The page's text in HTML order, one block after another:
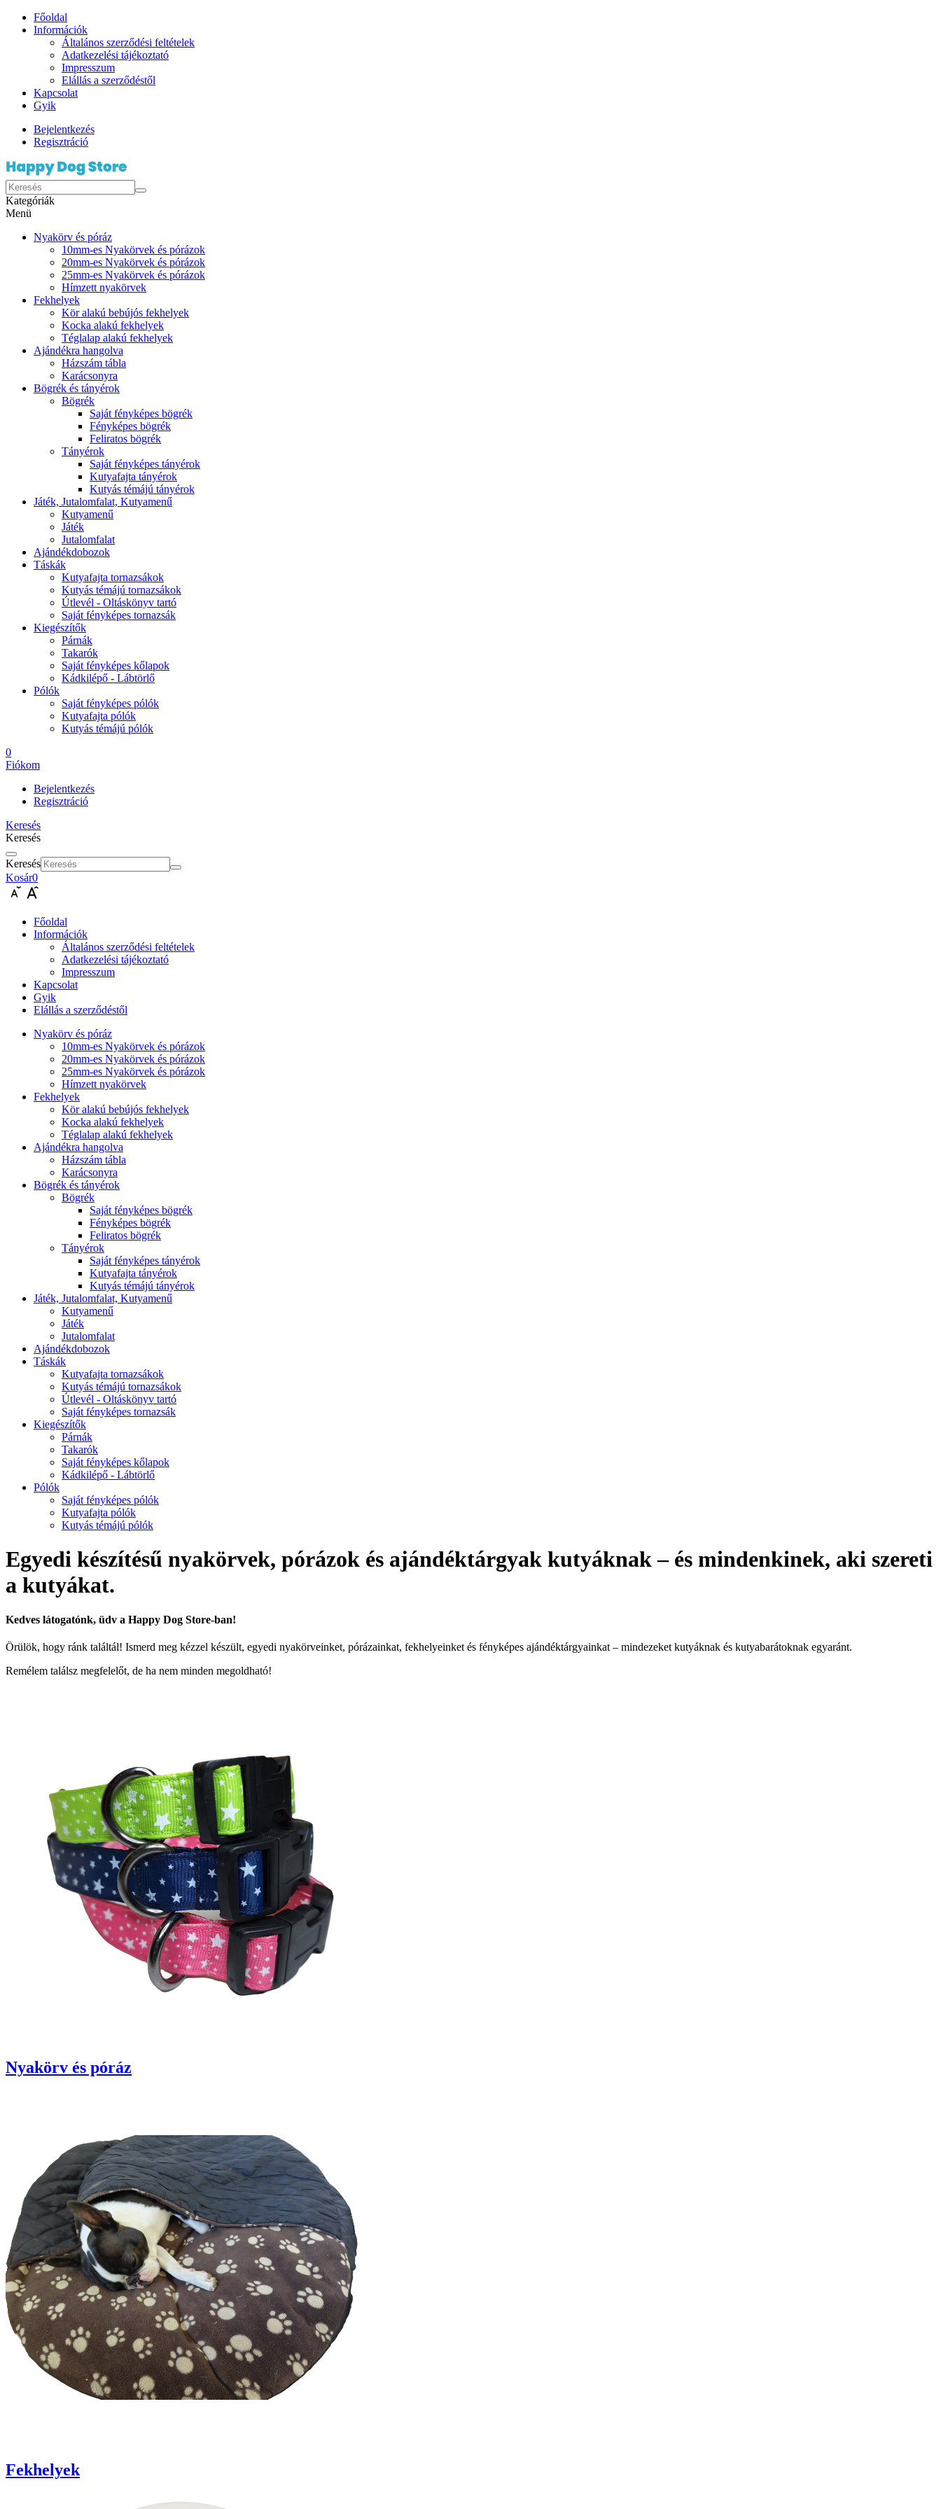
Főoldal
Információk
Általános szerződési feltételek
Adatkezelési tájékoztató
Impresszum
Elállás a szerződéstől
Kapcsolat
Gyik
Bejelentkezés
Regisztráció
Kategóriák
Menü
Nyakörv és póráz
10mm-es Nyakörvek és pórázok
20mm-es Nyakörvek és pórázok
25mm-es Nyakörvek és pórázok
Hímzett nyakörvek
Fekhelyek
Kör alakú bebújós fekhelyek
Kocka alakú fekhelyek
Téglalap alakú fekhelyek
Ajándékra hangolva
Házszám tábla
Karácsonyra
Bögrék és tányérok
Bögrék
Saját fényképes bögrék
Fényképes bögrék
Feliratos bögrék
Tányérok
Saját fényképes tányérok
Kutyafajta tányérok
Kutyás témájú tányérok
Játék, Jutalomfalat, Kutyamenű
Kutyamenű
Játék
Jutalomfalat
Ajándékdobozok
Táskák
Kutyafajta tornazsákok
Kutyás témájú tornazsákok
Útlevél - Oltáskönyv tartó
Saját fényképes tornazsák
Kiegészítők
Párnák
Takarók
Saját fényképes kőlapok
Kádkilépő - Lábtörlő
Pólók
Saját fényképes pólók
Kutyafajta pólók
Kutyás témájú pólók
0
Fiókom
Bejelentkezés
Regisztráció
Keresés
Keresés
Keresés
Kosár0
Főoldal
Információk
Általános szerződési feltételek
Adatkezelési tájékoztató
Impresszum
Kapcsolat
Gyik
Elállás a szerződéstől
Nyakörv és póráz
10mm-es Nyakörvek és pórázok
20mm-es Nyakörvek és pórázok
25mm-es Nyakörvek és pórázok
Hímzett nyakörvek
Fekhelyek
Kör alakú bebújós fekhelyek
Kocka alakú fekhelyek
Téglalap alakú fekhelyek
Ajándékra hangolva
Házszám tábla
Karácsonyra
Bögrék és tányérok
Bögrék
Saját fényképes bögrék
Fényképes bögrék
Feliratos bögrék
Tányérok
Saját fényképes tányérok
Kutyafajta tányérok
Kutyás témájú tányérok
Játék, Jutalomfalat, Kutyamenű
Kutyamenű
Játék
Jutalomfalat
Ajándékdobozok
Táskák
Kutyafajta tornazsákok
Kutyás témájú tornazsákok
Útlevél - Oltáskönyv tartó
Saját fényképes tornazsák
Kiegészítők
Párnák
Takarók
Saját fényképes kőlapok
Kádkilépő - Lábtörlő
Pólók
Saját fényképes pólók
Kutyafajta pólók
Kutyás témájú pólók
Egyedi készítésű nyakörvek, pórázok és ajándéktárgyak kutyáknak – és mindenkinek, aki szereti
a kutyákat.
Kedves látogatónk, üdv a Happy Dog Store-ban!
Örülök, hogy ránk találtál! Ismerd meg kézzel készült, egyedi nyakörveinket, pórázainkat, fekhelyeinket és fényképes ajándéktárgyainkat – mindezeket kutyáknak és kutyabarátoknak egyaránt.
Remélem találsz megfelelőt, de ha nem minden megoldható!
Nyakörv és póráz
Fekhelyek